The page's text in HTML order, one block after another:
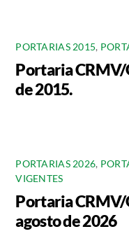
PORTARIAS 2015,
Portaria CRMV/
de 2015.
PORTARIAS 2026,
VIGENTES
Portaria CRMV/
agosto de 2026